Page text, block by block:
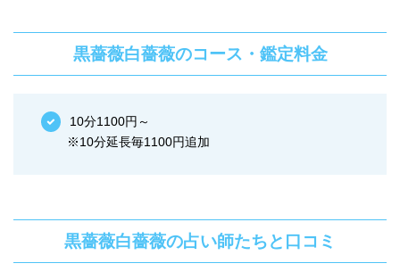
黒薔薇白薔薇のコース・鑑定料金
10分1100円～
※10分延長毎1100円追加
黒薔薇白薔薇の占い師たちと口コミ